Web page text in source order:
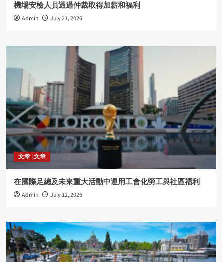
機場安檢人員透過仲裁取得加薪和福利
Admin July 21, 2026
文章 | 文章
在國際足總及未來重大活動中運用工會化勞工與社區福利
Admin July 12, 2026